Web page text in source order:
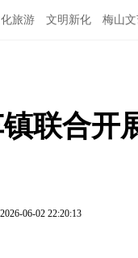
旅游 文明新化 梅山
联合开
2026-06-02 22:20:13